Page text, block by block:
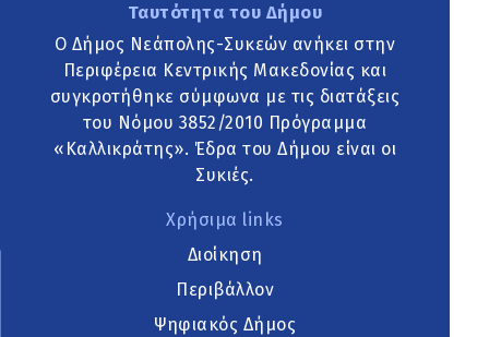
Ταυτότητα του Δήμου
Ο Δήμος Νεάπολης-Συκεών ανήκει στην
Περιφέρεια Κεντρικής Μακεδονίας και
συγκροτήθηκε σύμφωνα με τις διατάξεις
του Νόμου 3852/2010 Πρόγραμμα
«Καλλικράτης». Έδρα του Δήμου είναι οι
Συκιές.
Χρήσιμα links
Διοίκηση
Περιβάλλον
Ψηφιακός Δήμος